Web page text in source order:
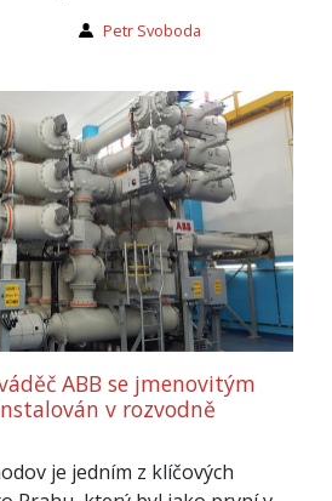
Petr Svoboda
ABB se jmenovitým
v rozvodně
je jedním z klíčových